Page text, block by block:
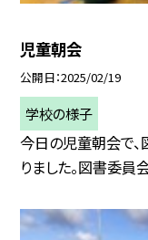
児童朝会
公開日 2025/02/19
学校の様子
今日の児童朝会で
りました。図書委員